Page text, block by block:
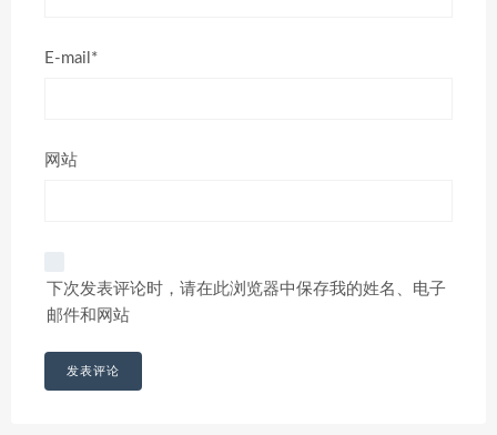
E-mail*
网站
下次发表评论时，请在此浏览器中保存我的姓名、电子
邮件和网站